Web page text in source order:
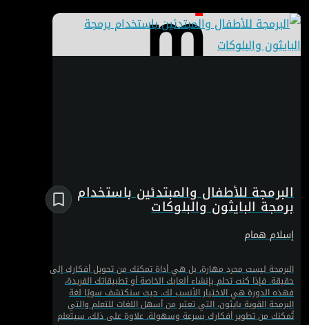
البرمجة للأطفال والمبتدئين باستخدام
برمجة البايثون والبلوكات
إسلام همام
البرمجة ليست مجرد مهارة، بل هي أداة تمكنك من تحويل أفكارك إلى
حقيقة. فإذا كنت تحلم بإنشاء ألعابك الخاصة أو تطبيقاتك الفريدة،
فهذه الدورة هي الاختيار الأنسب لك. حيث سنكتشف سويًا لغة
البرمجة القوية بايثون، التي تعتبر من أسهل اللغات للتعلم والتي
تُمكنك من تطوير أفكارك بسرعة وسهولة. علاوة على ذلك، سيتعلم